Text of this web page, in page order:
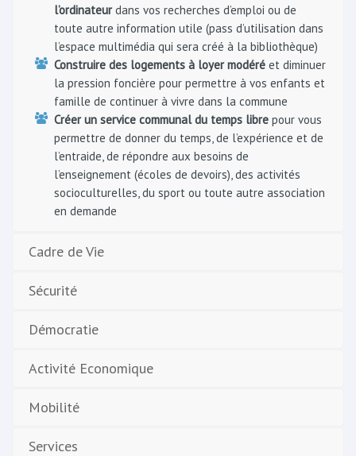
l’ordinateurdans vos recherches d’emploi ou de
toute autre information utile (pass d’utilisation dans
l’espace multimédia qui sera créé à la bibliothèque)
Construire des logements à loyer modéré et diminuer
la pression foncière pour permettre à vos enfants et
famille de continuer à vivre dans la commune
Créer un service communal du temps libre pour vous
permettre de donner du temps, de l’expérience et de
l’entraide, de répondre aux besoins de
l’enseignement (écoles de devoirs), des activités
socioculturelles, du sport ou toute autre association
en demande
Cadre de Vie
Sécurité
Démocratie
Activité Economique
Mobilité
Services